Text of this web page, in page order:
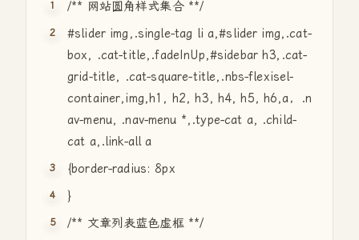
/** 网站圆角样式集合 **/
#sliderimg,.single-tag li a,#slider img,.cat-
box, .cat-title,.fadeInUp,#sidebar h3,.cat-
grid-title, .cat-square-title,.nbs-flexisel-
container,img,h1, h2, h3, h4, h5, h6,a，.n
av-menu, .nav-menu *,.type-cat a, .child-
cat a,.link-alla
{border-radius: 8px
}
/** 文章列表蓝色虚框 **/